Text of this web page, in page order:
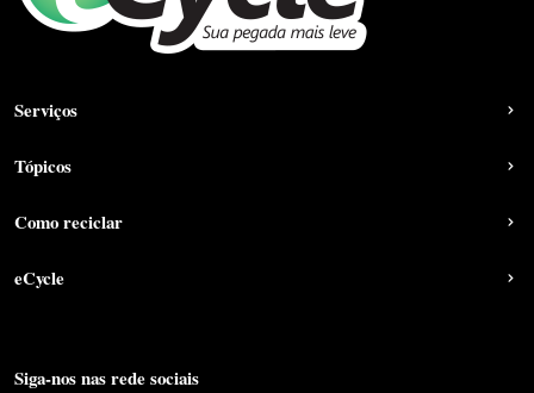
Serviços
Tópicos
Como reciclar
eCycle
Siga-nos nas rede sociais